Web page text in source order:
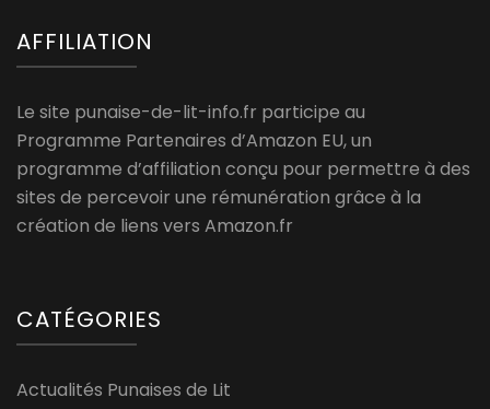
AFFILIATION
Le site punaise-de-lit-info.fr participe au
Programme Partenaires d’Amazon EU, un
programme d’affiliation conçu pour permettre à des
sites de percevoir une rémunération grâce à la
création de liens vers Amazon.fr
CATÉGORIES
Actualités Punaises de Lit